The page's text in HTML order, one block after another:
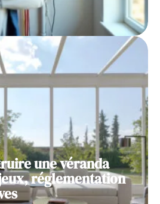
une véranda
réglementation